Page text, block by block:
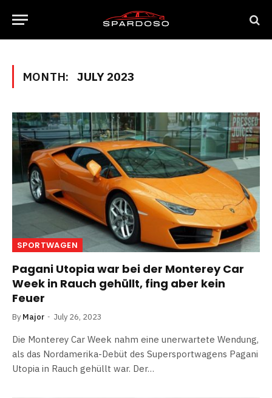
MONTH: JULY 2023
SPORTWAGEN
Pagani Utopia war bei der Monterey Car
Week in Rauch gehüllt, fing aber kein
Feuer
By Major July 26, 2023
Die Monterey Car Week nahm eine unerwartete Wendung,
als das Nordamerika-Debüt des Supersportwagens Pagani
Utopia in Rauch gehüllt war. Der…